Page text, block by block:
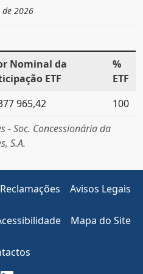
2026
- Soc. Concessionária da
S.A.
Nominal da
ETF
%
ETF
965,42 100
Avisos Legais
Mapa do Site